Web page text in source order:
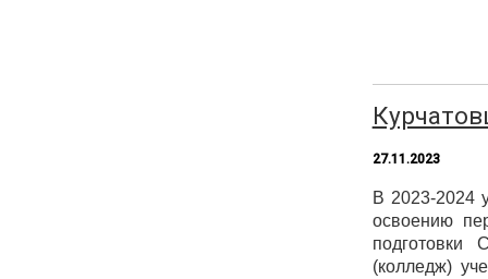
27.11.2023
В 2023-2024
освоению
(колледж)